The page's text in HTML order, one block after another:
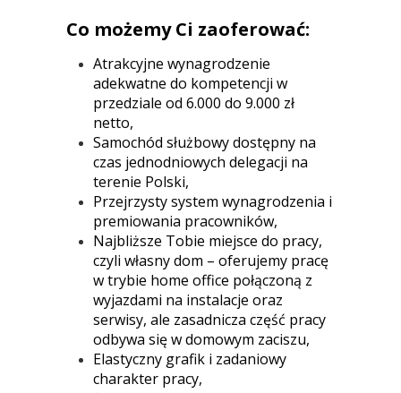
Co możemy Ci zaoferować:
Atrakcyjne wynagrodzenie
adekwatne do kompetencji w
przedziale od 6.000 do 9.000 zł
netto,
Samochód służbowy dostępny na
czas jednodniowych delegacji na
terenie Polski,
Przejrzysty system wynagrodzenia i
premiowania pracowników,
Najbliższe Tobie miejsce do pracy,
czyli własny dom – oferujemy pracę
w trybie home office połączoną z
wyjazdami na instalacje oraz
serwisy, ale zasadnicza część pracy
odbywa się w domowym zaciszu,
Elastyczny grafik i zadaniowy
charakter pracy,